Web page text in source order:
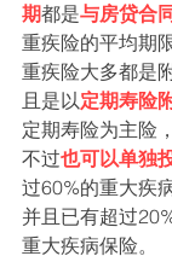
期都是与房贷合
重疾险的平均期
重疾险大多都是
且是以定期寿险
定期寿险为主险
不过也可以单独
过60%的重大疾
并且已有超过
重大疾病保险。